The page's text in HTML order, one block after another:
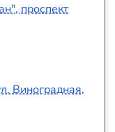
проспект
Виноградная,